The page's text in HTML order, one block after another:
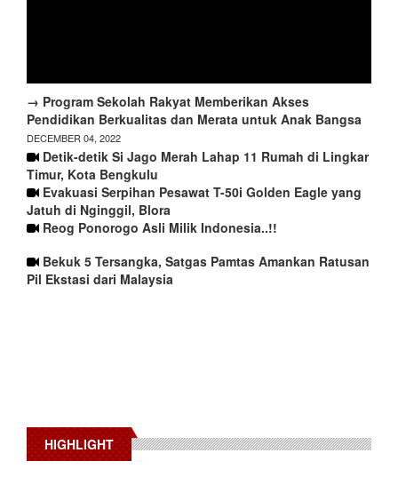
→ Program Sekolah Rakyat Memberikan Akses
Pendidikan Berkualitas dan Merata untuk Anak Bangsa
DECEMBER 04, 2022
Detik-detik Si Jago Merah Lahap 11 Rumah di Lingkar
Timur, Kota Bengkulu
Evakuasi Serpihan Pesawat T-50i Golden Eagle yang
Jatuh di Nginggil, Blora
Reog Ponorogo Asli Milik Indonesia..!!
Bekuk 5 Tersangka, Satgas Pamtas Amankan Ratusan
Pil Ekstasi dari Malaysia
HIGHLIGHT